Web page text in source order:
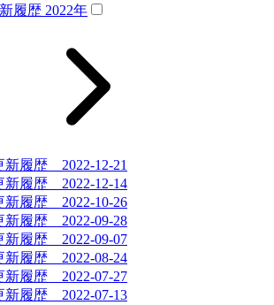
履歴 2022年
新履歴 2022-12-21
新履歴 2022-12-14
新履歴 2022-10-26
新履歴 2022-09-28
新履歴 2022-09-07
新履歴 2022-08-24
新履歴 2022-07-27
新履歴 2022-07-13